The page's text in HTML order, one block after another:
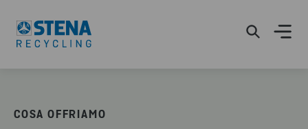
COSA OFFRIAMO